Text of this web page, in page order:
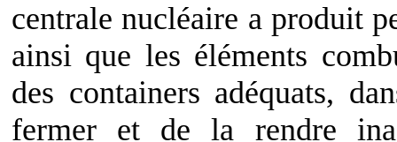
centrale nucléaire a produit
ainsi que les éléments
des containers adéquats,
fermer et de la rendre